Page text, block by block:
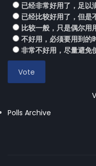
已经非常好用了，足以
已经比较好用了，但是
比较一般，只是偶尔用
不好用，必须要用到的
非常不好用，尽量避免
Polls Archive